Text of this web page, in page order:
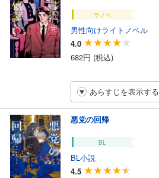
ラノベ
男性向けライトノベル
4.0
682円 (税込)
あらすじを表示する
悪党の回帰
BL
BL小説
4.5